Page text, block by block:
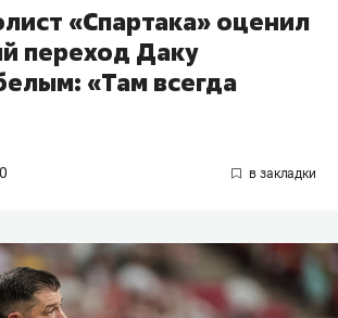
«Спартака» оценил
переход Даку
«Там всегда
0